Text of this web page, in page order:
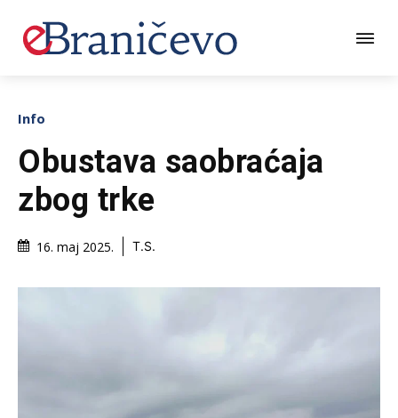
Info
Obustava saobraćaja
zbog trke
16. maj 2025. T.S.